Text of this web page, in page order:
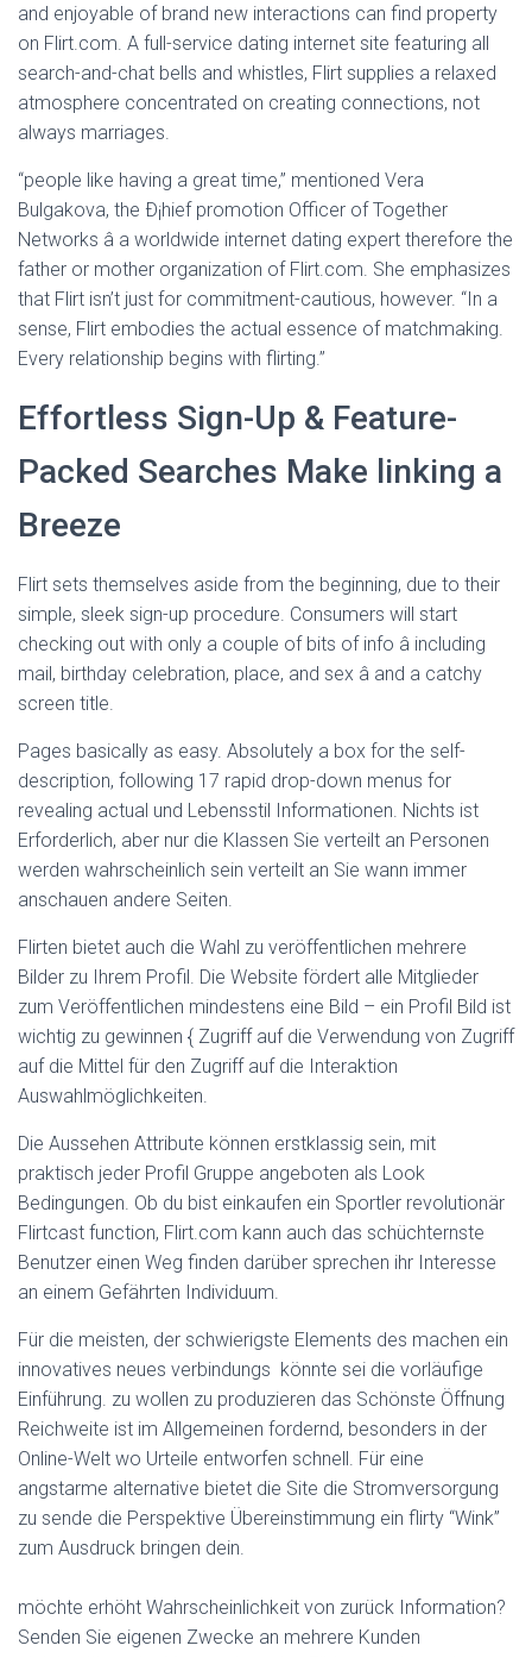
and enjoyable of brand new interactions can find property
on Flirt.com. A full-service dating internet site featuring all
search-and-chat bells and whistles, Flirt supplies a relaxed
atmosphere concentrated on creating connections, not
always marriages.
“people like having a great time,” mentioned Vera
Bulgakova, the Ð¡hief promotion Officer of Together
Networks â a worldwide internet dating expert therefore the
father or mother organization of Flirt.com. She emphasizes
that Flirt isn’t just for commitment-cautious, however. “In a
sense, Flirt embodies the actual essence of matchmaking.
Every relationship begins with flirting.”
Effortless Sign-Up & Feature-
Packed Searches Make linking a
Breeze
Flirt sets themselves aside from the beginning, due to their
simple, sleek sign-up procedure. Consumers will start
checking out with only a couple of bits of info â including
mail, birthday celebration, place, and sex â and a catchy
screen title.
Pages basically as easy. Absolutely a box for the self-
description, following 17 rapid drop-down menus for
revealing actual und Lebensstil Informationen. Nichts ist
Erforderlich, aber nur die Klassen Sie verteilt an Personen
werden wahrscheinlich sein verteilt an Sie wann immer
anschauen andere Seiten.
Flirten bietet auch die Wahl zu veröffentlichen mehrere
Bilder zu Ihrem Profil. Die Website fördert alle Mitglieder
zum Veröffentlichen mindestens eine Bild – ein Profil Bild ist
wichtig zu gewinnen { Zugriff auf die Verwendung von Zugriff
auf die Mittel für den Zugriff auf die Interaktion
Auswahlmöglichkeiten.
Die Aussehen Attribute können erstklassig sein, mit
praktisch jeder Profil Gruppe angeboten als Look
Bedingungen. Ob du bist einkaufen ein Sportler revolutionär
Flirtcast function, Flirt.com kann auch das schüchternste
Benutzer einen Weg finden darüber sprechen ihr Interesse
an einem Gefährten Individuum.
Für die meisten, der schwierigste Elements des machen ein
innovatives neues verbindungs ​​ könnte sei die vorläufige
Einführung. zu wollen zu produzieren das Schönste Öffnung
Reichweite ist im Allgemeinen fordernd, besonders in der
Online-Welt wo Urteile entworfen schnell. Für eine
angstarme alternative bietet die Site die Stromversorgung
zu sende die Perspektive Übereinstimmung ein flirty “Wink”
zum Ausdruck bringen dein.
möchte erhöht Wahrscheinlichkeit von zurück Information?
Senden Sie eigenen Zwecke an mehrere Kunden